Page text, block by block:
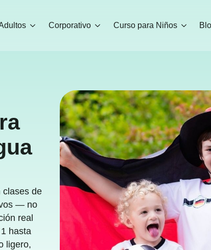
Corporativo Curso para Niños
clases de
— no
real
hasta
ligero,